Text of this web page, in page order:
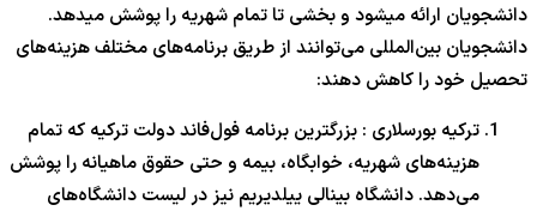
دانشجویان ارائه میشود و بخشی تا تمام شهریه را پوشش میدهد.
دانشجویان بین‌المللی می‌توانند از طریق برنامه‌های مختلف هزینه‌های
تحصیل خود را کاهش دهند:
ترکیه بورسلاری : بزرگترین برنامه فول‌فاند دولت ترکیه که تمام
هزینه‌های شهریه، خوابگاه، بیمه و حتی حقوق ماهیانه را پوشش
می‌دهد. دانشگاه بینالی ییلدیریم نیز در لیست دانشگاه‌های